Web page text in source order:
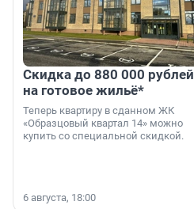
Скидка до 880 000 рублей
на готовое жильё*
Теперь квартиру в сданном ЖК
«Образцовый квартал 14» можно
купить со специальной скидкой.
6 августа, 18:00